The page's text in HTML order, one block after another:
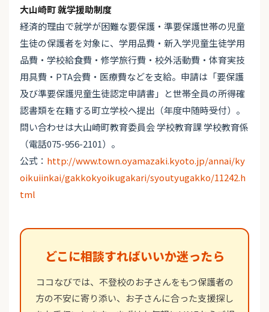
大山崎町 就学援助制度
経済的理由で就学が困難な要保護・準要保護世帯の児童
生徒の保護者を対象に、学用品費・新入学児童生徒学用
品費・学校給食費・修学旅行費・校外活動費・体育実技
用具費・PTA会費・医療費などを支給。申請は「要保護
及び準要保護児童生徒認定申請書」と世帯全員の所得確
認書類を在籍する町立学校へ提出（年度中随時受付）。
問い合わせは大山崎町教育委員会 学校教育課 学校教育係
（電話075-956-2101）。
公式： http://www.town.oyamazaki.kyoto.jp/annai/ky
oikuiinkai/gakkokyoikugakari/syoutyugakko/11242.h
tml
どこに相談すればいいか迷ったら
ココなびでは、不登校のお子さんをもつ保護者の
方の不安に寄り添い、お子さんに合った支援探し